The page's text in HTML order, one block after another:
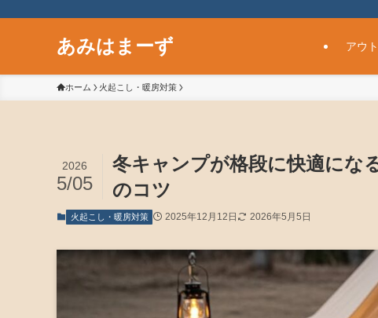
あみはまーず アウ
ホーム 火起こし・暖房対策
冬キャンプが格段に快適にな
のコツ
2026
5/05
火起こし・暖房対策 2025年12月12日 2026年5月5日